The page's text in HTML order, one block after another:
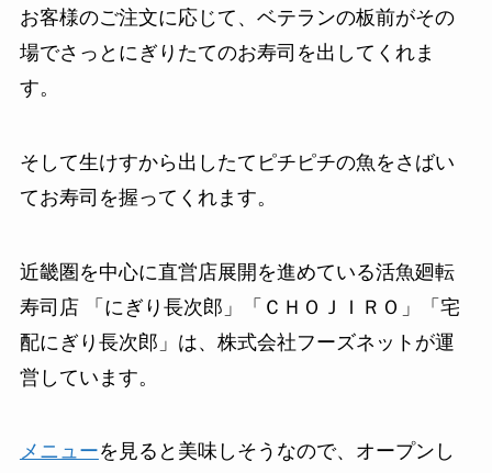
お客様のご注文に応じて、ベテランの板前がその
場でさっとにぎりたてのお寿司を出してくれま
す。
そして生けすから出したてピチピチの魚をさばい
てお寿司を握ってくれます。
近畿圏を中心に直営店展開を進めている活魚廻転
寿司店 「にぎり長次郎」「ＣＨＯＪＩＲＯ」「宅
配にぎり長次郎」は、株式会社フーズネットが運
営しています。
メニューを見ると美味しそうなので、オープンし